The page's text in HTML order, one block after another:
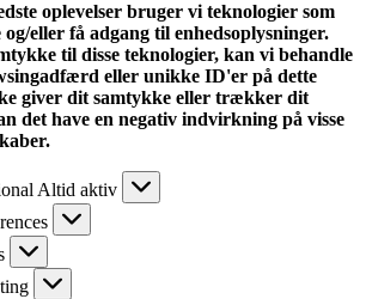
oplevelser bruger vi teknologier som
og/eller få adgang til enhedsoplysninger.
til disse teknologier, kan vi behandle
eller unikke ID'er på dette
giver dit samtykke eller trækker dit
det have en negativ indvirkning på visse
Altid aktiv